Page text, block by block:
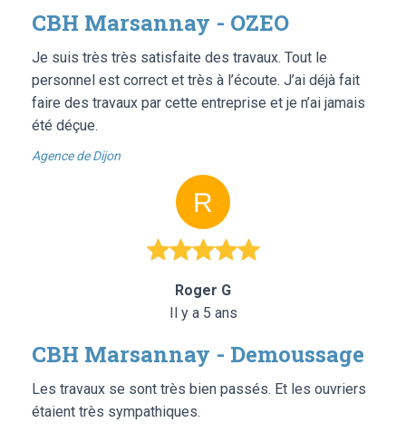
CBH Marsannay - OZEO
Je suis très très satisfaite des travaux. Tout le
personnel est correct et très à l’écoute. J’ai déjà fait
faire des travaux par cette entreprise et je n’ai jamais
été déçue.
Agence de Dijon
Roger G
Il y a 5 ans
CBH Marsannay - Demoussage
Les travaux se sont très bien passés. Et les ouvriers
étaient très sympathiques.